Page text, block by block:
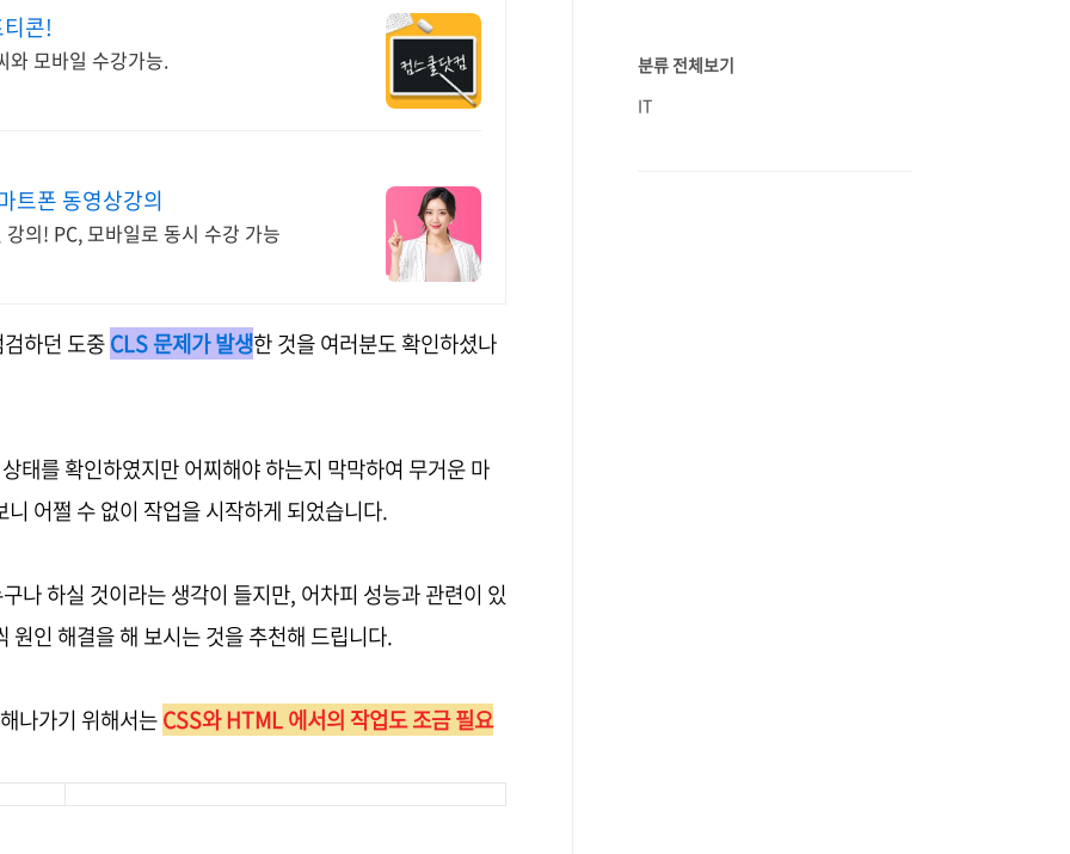
콘!
와 모바일 수강가능.
트폰 동영상강의
의! PC, 모바일로 동시 수강 가능
하던 도중CLS 문제가 발생한 것을 여러분도 확인하셨나
태를 확인하였지만 어찌해야 하는지 막막하여 무거운 마
니 어쩔 수 없이 작업을 시작하게 되었습니다.
나 하실 것이라는 생각이 들지만, 어차피 성능과 관련이 있
인 해결을 해 보시는 것을 추천해 드립니다.
나가기 위해서는CSS와 HTML 에서의 작업도 조금 필요
분류 전체보기
IT